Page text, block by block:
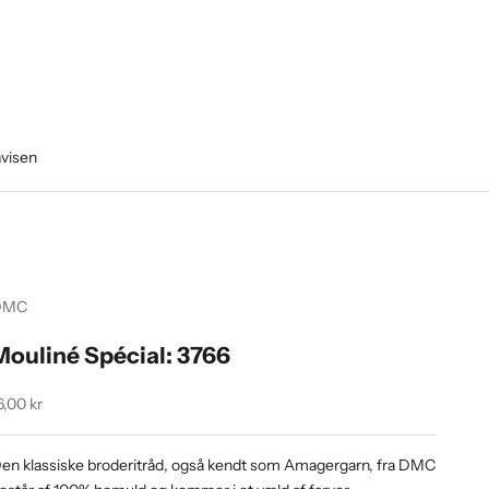
Spécial: 3766
kr
klassiske broderitråd, også kendt som Amagergarn, fra DMC